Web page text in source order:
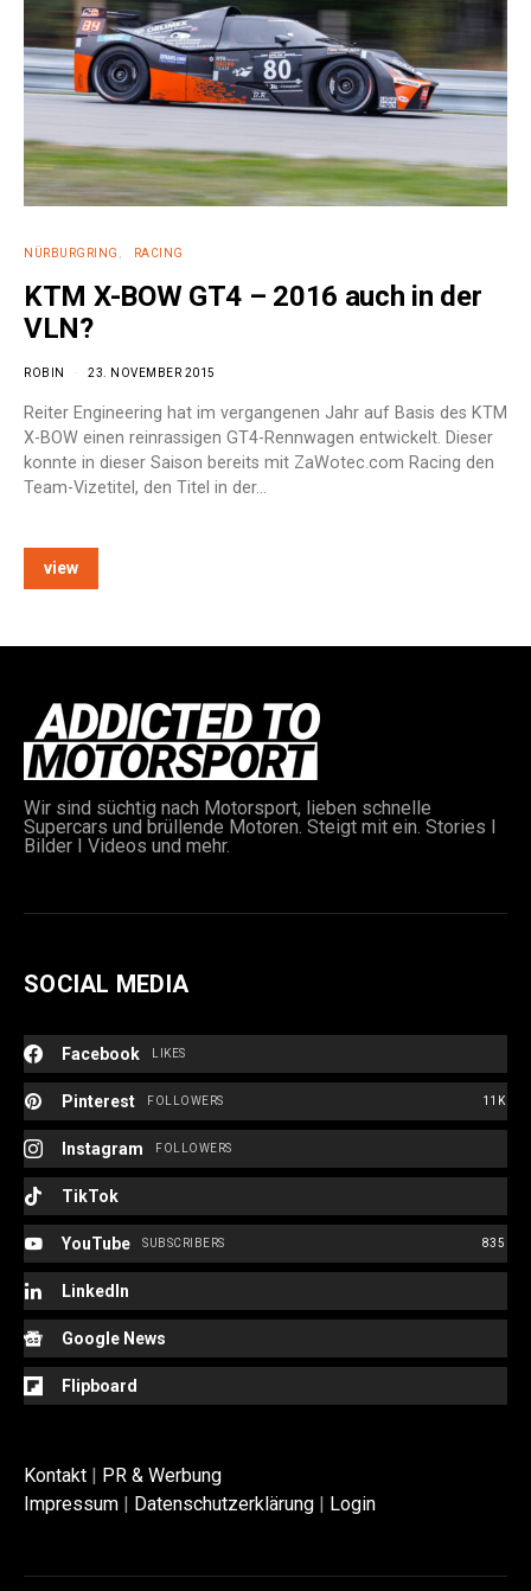
NÜRBURGRING RACING
KTM X-BOW GT4 – 2016 auch in der
VLN?
ROBIN 23. NOVEMBER 2015
Reiter Engineering hat im vergangenen Jahr auf Basis des KTM
X-BOW einen reinrassigen GT4-Rennwagen entwickelt. Dieser
konnte in dieser Saison bereits mit ZaWotec.com Racing den
Team-Vizetitel, den Titel in der…
view
Wir sind süchtig nach Motorsport, lieben schnelle
Supercars und brüllende Motoren. Steigt mit ein. Stories I
Bilder I Videos und mehr.
SOCIAL MEDIA
Facebook LIKES
Pinterest 11K
FOLLOWERS
Instagram FOLLOWERS
TikTok
YouTube 835
SUBSCRIBERS
LinkedIn
Google News
Flipboard
Kontakt
PR & Werbung
Impressum
Datenschutzerklärung Login